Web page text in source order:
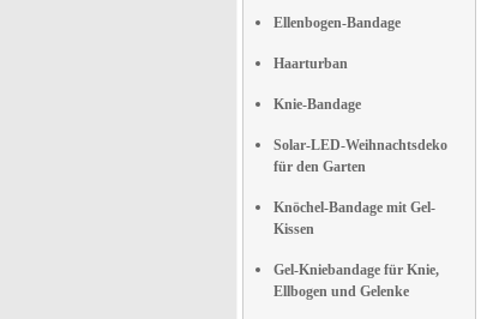
Ellenbogen-Bandage
Haarturban
Knie-Bandage
Solar-LED-Weihnachtsdeko
für den Garten
Knöchel-Bandage mit Gel-
Kissen
Gel-Kniebandage für Knie,
Ellbogen und Gelenke